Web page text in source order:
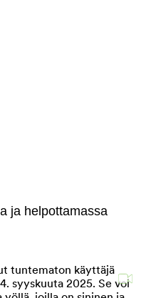
ja helpottamassa